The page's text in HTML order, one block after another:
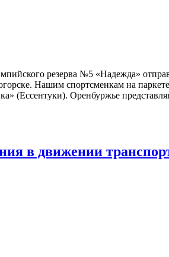
резерва №5 «Надежда»
Нашим спортсменкам на
(Ессентуки). Оренбуржье
в движении